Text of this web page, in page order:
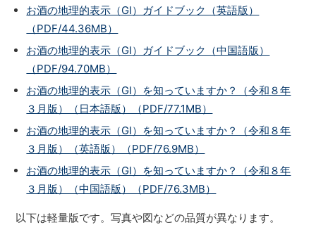
お酒の地理的表示（GI）ガイドブック（英語版）
（PDF/44.36MB）
お酒の地理的表示（GI）ガイドブック（中国語版）
（PDF/94.70MB）
お酒の地理的表示（GI）を知っていますか？（令和８年
３月版）（日本語版）（PDF/77.1MB）
お酒の地理的表示（GI）を知っていますか？（令和８年
３月版）（英語版）（PDF/76.9MB）
お酒の地理的表示（GI）を知っていますか？（令和８年
３月版）（中国語版）（PDF/76.3MB）
以下は軽量版です。写真や図などの品質が異なります。